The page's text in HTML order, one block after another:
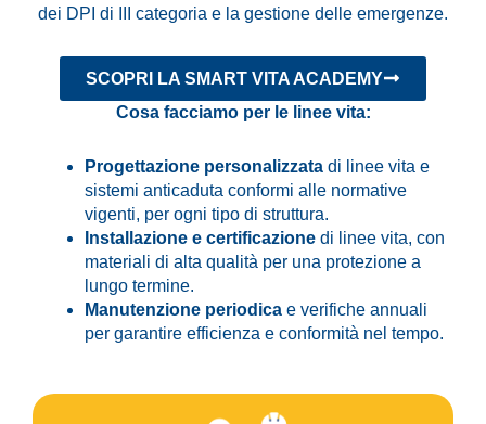
dei DPI di III categoria e la gestione delle emergenze.
SCOPRI LA SMART VITA ACADEMY
Cosa facciamo per le linee vita:
Progettazione personalizzata di linee vita e
sistemi anticaduta conformi alle normative
vigenti, per ogni tipo di struttura.
Installazione e certificazione di linee vita, con
materiali di alta qualità per una protezione a
lungo termine.
Manutenzione periodica e verifiche annuali
per garantire efficienza e conformità nel tempo.